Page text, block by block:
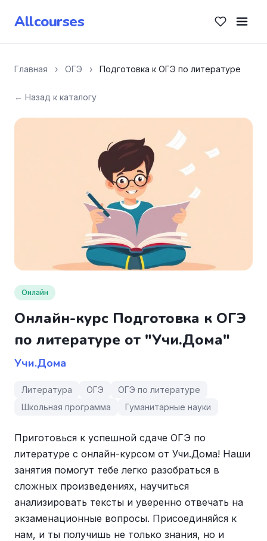
Allcourses
Главная › ОГЭ › Подготовка к ОГЭ по литературе
← Назад к каталогу
Онлайн
Онлайн-курс Подготовка к ОГЭ
по литературе от "Учи.Дома"
Учи.Дома
Литература ОГЭ
ОГЭ по литературе
Школьная программа
Гуманитарные науки
Приготовься к успешной сдаче ОГЭ по
литературе с онлайн-курсом от Учи.Дома! Наши
занятия помогут тебе легко разобраться в
сложных произведениях, научиться
анализировать тексты и уверенно отвечать на
экзаменационные вопросы. Присоединяйся к
нам, и ты получишь не только знания, но и